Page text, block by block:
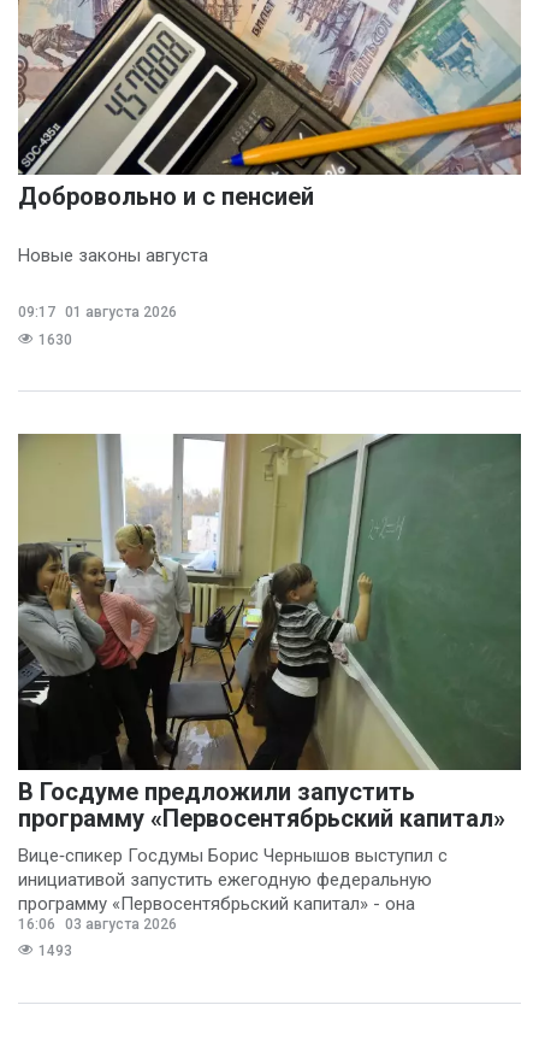
Добровольно и с пенсией
Новые законы августа
09:17 01 августа 2026
1630
В Госдуме предложили запустить
программу «Первосентябрьский капитал»
Вице‑спикер Госдумы Борис Чернышов выступил с
инициативой запустить ежегодную федеральную
программу «Первосентябрьский капитал» - она
предполагает
16:06
03 августа 2026
1493